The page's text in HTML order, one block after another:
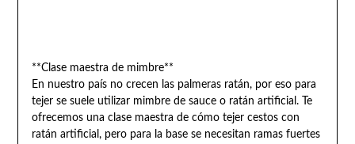
**Clase maestra de mimbre**
En nuestro país no crecen las palmeras ratán, por eso para
tejer se suele utilizar mimbre de sauce o ratán artificial. Te
ofrecemos una clase maestra de cómo tejer cestos con
ratán artificial, pero para la base se necesitan ramas fuertes